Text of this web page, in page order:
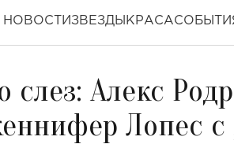
НОВОСТИ ЗВЕЗДЫ КРАСА
слез: Алекс
Лопес